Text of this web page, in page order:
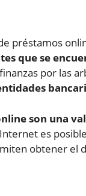
préstamos
que se
por las
son una
es
obtener el